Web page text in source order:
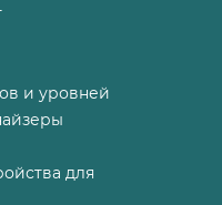
и уровней
для